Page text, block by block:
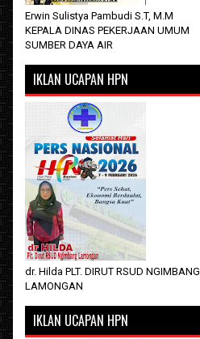
Erwin Sulistya Pambudi S.T, M.M
KEPALA DINAS PEKERJAAN UMUM
SUMBER DAYA AIR
IKLAN UCAPAN HPN
dr. Hilda PLT. DIRUT RSUD NGIMBANG
LAMONGAN
IKLAN UCAPAN HPN